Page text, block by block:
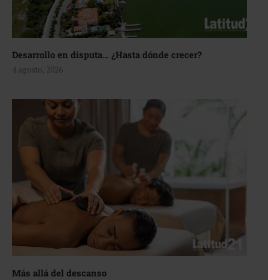
Desarrollo en disputa… ¿Hasta dónde crecer?
4 agosto, 2026
Más allá del descanso